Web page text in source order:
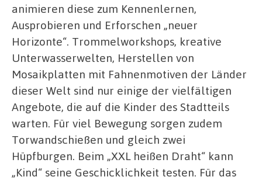
animieren diese zum Kennenlernen,
Ausprobieren und Erforschen „neuer
Horizonte“. Trommelworkshops, kreative
Unterwasserwelten, Herstellen von
Mosaikplatten mit Fahnenmotiven der Länder
dieser Welt sind nur einige der vielfältigen
Angebote, die auf die Kinder des Stadtteils
warten. Für viel Bewegung sorgen zudem
Torwandschießen und gleich zwei
Hüpfburgen. Beim „XXL heißen Draht“ kann
„Kind“ seine Geschicklichkeit testen. Für das